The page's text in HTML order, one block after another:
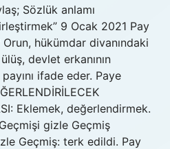
Sözlük anlamı
9 Ocak 2021 Pay
hükümdar divanındaki
devlet erkanının
ifade eder. Paye
Eklemek, değerlendirmek.
gizle Geçmiş
Geçmiş: terk edildi. Pay